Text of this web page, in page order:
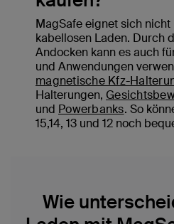
MagSafe eignet sich
kabellosen Laden. Durch
Andocken kann es auch
und Anwendungen
magnetische Kfz-
Halterungen,
und Powerbanks. So
15,14, 13 und 12 noch
Wie